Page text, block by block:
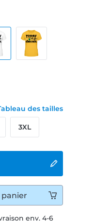
env. 4-6
des tailles
3XL
panier